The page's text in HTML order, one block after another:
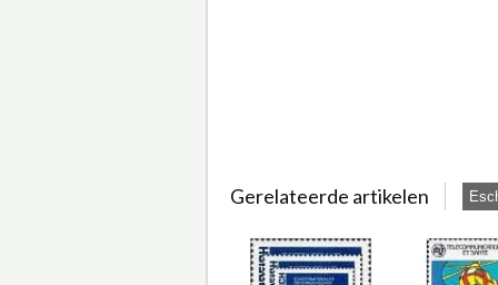
Gerelateerde artikelen